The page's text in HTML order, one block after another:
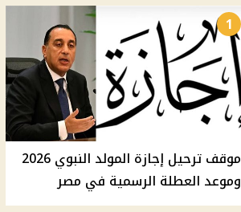
1
موقف ترحيل إجازة المولد النبوي 2026
وموعد العطلة الرسمية في مصر